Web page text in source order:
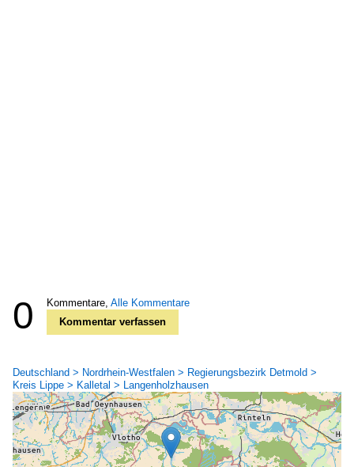
0 Kommentare, Alle Kommentare
Kommentar verfassen
Deutschland > Nordrhein-Westfalen > Regierungsbezirk Detmold >
Kreis Lippe > Kalletal > Langenholzhausen